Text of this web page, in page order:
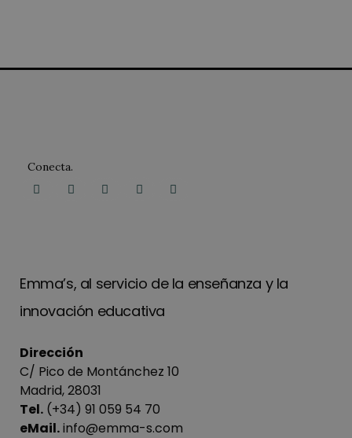
Conecta.
Emma’s, al servicio de la enseñanza y la
innovación educativa
Dirección
C/ Pico de Montánchez 10
Madrid, 28031
Tel. (+34) 91 059 54 70
eMail.info@emma-s.com